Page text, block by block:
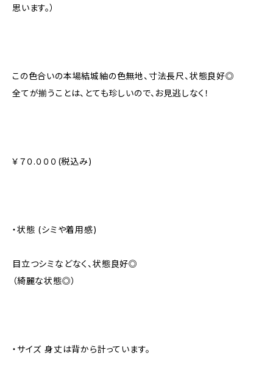
思います。）
この色合いの本場結城紬の色無地、寸法長尺、状態良好◎
全てが揃うことは、とても珍しいので、お見逃しなく！
￥７０.０００(税込み)
・状態 (シミや着用感)
目立つシミなどなく、状態良好◎
（綺麗な状態◎）
・サイズ 身丈は背から計っています。